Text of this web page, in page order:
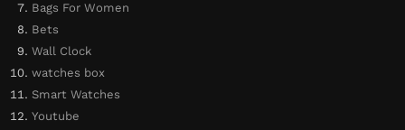
Bags For Women
Bets
Wall Clock
watches box
Smart Watches
Youtube